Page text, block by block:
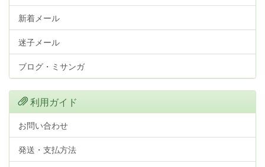
新着メール
迷子メール
ブログ・ミサンガ
利用ガイド
お問い合わせ
発送・支払方法